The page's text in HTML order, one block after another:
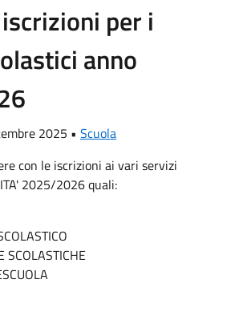
per i
anno
2025 • Scuola
con le iscrizioni ai vari servizi
2025/2026 quali:
SCOLASTICHE